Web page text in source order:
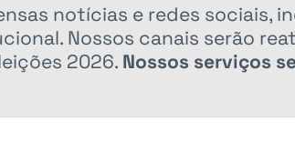
notícias e redes sociais,
Nossos canais serão
2026. Nossos serviços